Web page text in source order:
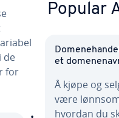
de
for
Popular
et
Å kjøpe og
være
hvordan du